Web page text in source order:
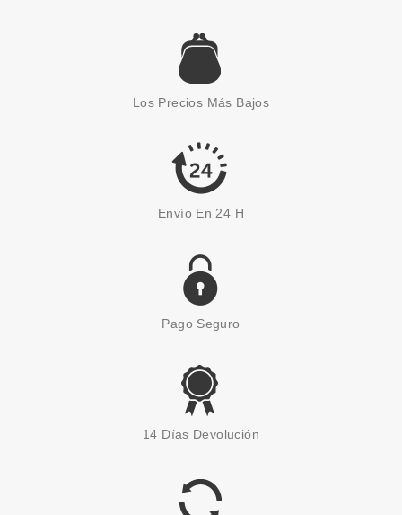
REAL TECHNIQUES
REAL TECHNIQUES ESPONJA
DE MAQUILLAJE + FUNDA DE
VIAJE
8.36€
UBU
ESPONJAS APLICADORAS
1.90€
Los Precios Más Bajos
Envío En 24 H
Pago Seguro
14 Días Devolución